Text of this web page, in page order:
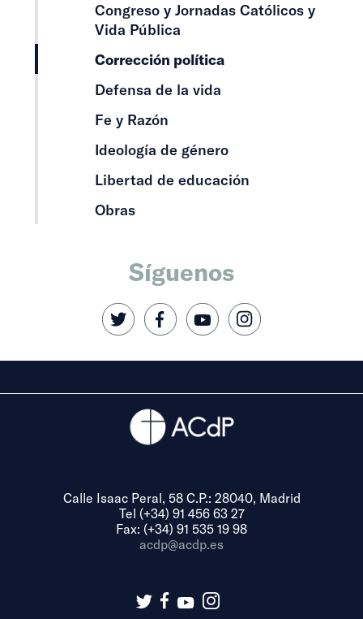
Congreso y Jornadas Católicos y
Vida Pública
Corrección política
Defensa de la vida
Fe y Razón
Ideología de género
Libertad de educación
Obras
Síguenos
Calle Isaac Peral, 58 C.P.: 28040, Madrid
Tel (+34) 91 456 63 27
Fax: (+34) 91 535 19 98
acdp@acdp.es